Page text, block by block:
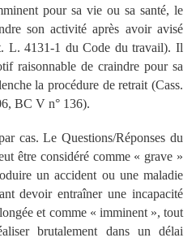
pour sa vie ou sa santé, le
son activité après avoir avisé
L. 4131-1 du Code du travail). Il
raisonnable de craindre pour sa
la procédure de retrait (Cass.
BC V n° 136).
cas. Le Questions/Réponses du
être considéré comme « grave »
un accident ou une maladie
devoir entraîner une incapacité
et comme « imminent », tout
brutalement dans un délai